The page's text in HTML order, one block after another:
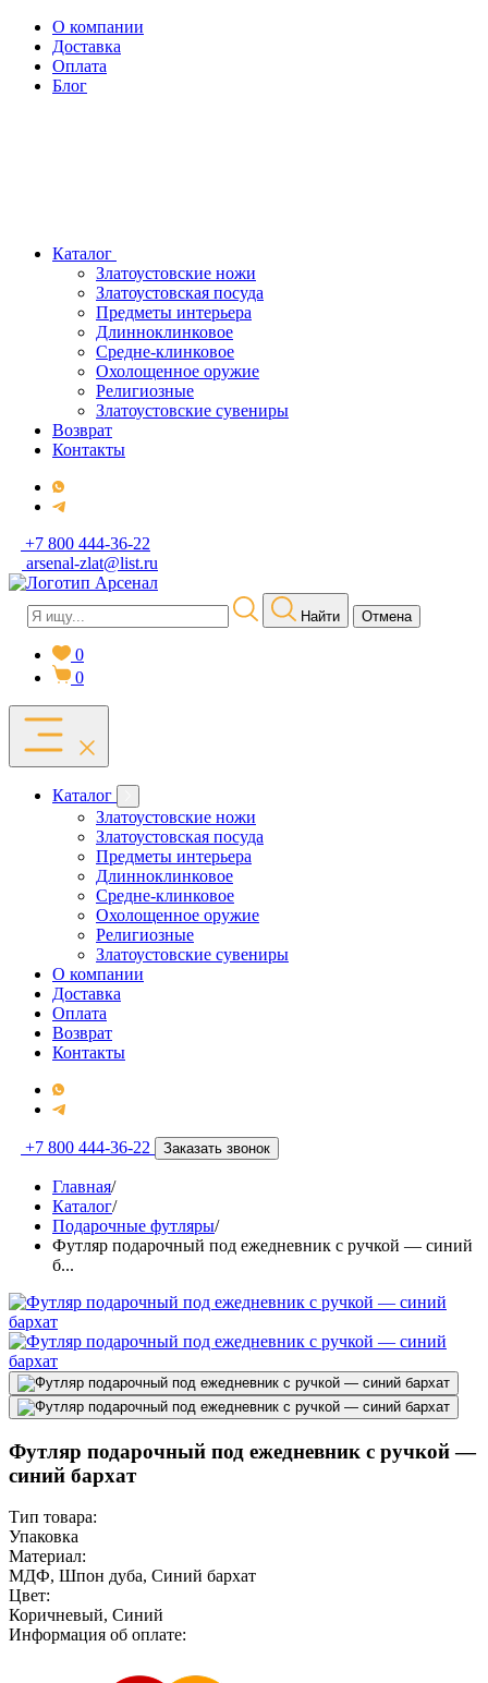
О компании
Доставка
Оплата
Блог
Каталог
Златоустовские ножи
Златоустовская посуда
Предметы интерьера
Длинноклинковое
Средне-клинковое
Охолощенное оружие
Религиозные
Златоустовские сувениры
Возврат
Контакты
+7 800 444-36-22
arsenal-zlat@list.ru
Найти Отмена
0
0
Каталог
Златоустовские ножи
Златоустовская посуда
Предметы интерьера
Длинноклинковое
Средне-клинковое
Охолощенное оружие
Религиозные
Златоустовские сувениры
О компании
Доставка
Оплата
Возврат
Контакты
+7 800 444-36-22 Заказать звонок
Главная/
Каталог/
Подарочные футляры/
Футляр подарочный под ежедневник с ручкой — синий
б...
Футляр подарочный под ежедневник с ручкой —
синий бархат
Тип товара:
Упаковка
Материал:
МДФ, Шпон дуба, Синий бархат
Цвет:
Коричневый, Синий
Информация об оплате: